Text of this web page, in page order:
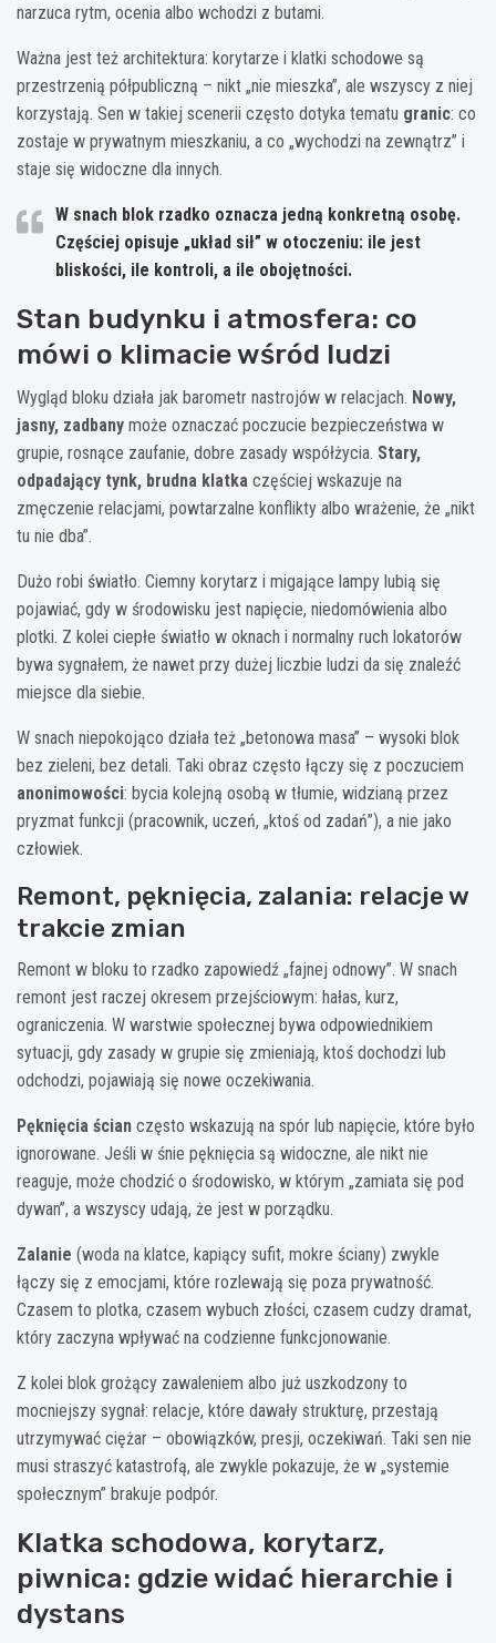
narzuca rytm, ocenia albo wchodzi z butami.
Ważna jest też architektura: korytarze i klatki schodowe są
przestrzenią półpubliczną – nikt „nie mieszka”, ale wszyscy z niej
korzystają. Sen w takiej scenerii często dotyka tematu granic: co
zostaje w prywatnym mieszkaniu, a co „wychodzi na zewnątrz” i
staje się widoczne dla innych.
W snach blok rzadko oznacza jedną konkretną osobę.
Częściej opisuje „układ sił” w otoczeniu: ile jest
bliskości, ile kontroli, a ile obojętności.
Stan budynku i atmosfera: co
mówi o klimacie wśród ludzi
Wygląd bloku działa jak barometr nastrojów w relacjach. Nowy,
jasny, zadbany może oznaczać poczucie bezpieczeństwa w
grupie, rosnące zaufanie, dobre zasady współżycia. Stary,
odpadający tynk, brudna klatka częściej wskazuje na
zmęczenie relacjami, powtarzalne konflikty albo wrażenie, że „nikt
tu nie dba”.
Dużo robi światło. Ciemny korytarz i migające lampy lubią się
pojawiać, gdy w środowisku jest napięcie, niedomówienia albo
plotki. Z kolei ciepłe światło w oknach i normalny ruch lokatorów
bywa sygnałem, że nawet przy dużej liczbie ludzi da się znaleźć
miejsce dla siebie.
W snach niepokojąco działa też „betonowa masa” – wysoki blok
bez zieleni, bez detali. Taki obraz często łączy się z poczuciem
anonimowości: bycia kolejną osobą w tłumie, widzianą przez
pryzmat funkcji (pracownik, uczeń, „ktoś od zadań”), a nie jako
człowiek.
Remont, pęknięcia, zalania: relacje w
trakcie zmian
Remont w bloku to rzadko zapowiedź „fajnej odnowy”. W snach
remont jest raczej okresem przejściowym: hałas, kurz,
ograniczenia. W warstwie społecznej bywa odpowiednikiem
sytuacji, gdy zasady w grupie się zmieniają, ktoś dochodzi lub
odchodzi, pojawiają się nowe oczekiwania.
Pęknięcia ścian często wskazują na spór lub napięcie, które było
ignorowane. Jeśli w śnie pęknięcia są widoczne, ale nikt nie
reaguje, może chodzić o środowisko, w którym „zamiata się pod
dywan”, a wszyscy udają, że jest w porządku.
Zalanie (woda na klatce, kapiący sufit, mokre ściany) zwykle
łączy się z emocjami, które rozlewają się poza prywatność.
Czasem to plotka, czasem wybuch złości, czasem cudzy dramat,
który zaczyna wpływać na codzienne funkcjonowanie.
Z kolei blok grożący zawaleniem albo już uszkodzony to
mocniejszy sygnał: relacje, które dawały strukturę, przestają
utrzymywać ciężar – obowiązków, presji, oczekiwań. Taki sen nie
musi straszyć katastrofą, ale zwykle pokazuje, że w „systemie
społecznym” brakuje podpór.
Klatka schodowa, korytarz,
piwnica: gdzie widać hierarchie i
dystans